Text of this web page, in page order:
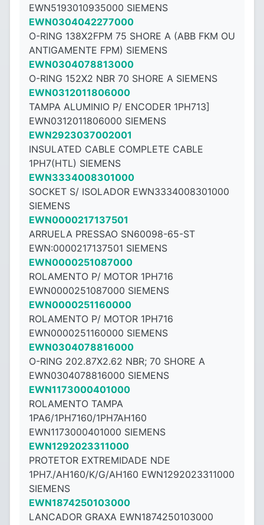
EWN5193010935000 SIEMENS
EWN0304042277000
O-RING 138X2FPM 75 SHORE A (ABB FKM OU
ANTIGAMENTE FPM) SIEMENS
EWN0304078813000
O-RING 152X2 NBR 70 SHORE A SIEMENS
EWN0312011806000
TAMPA ALUMINIO P/ ENCODER 1PH713]
EWN0312011806000 SIEMENS
EWN2923037002001
INSULATED CABLE COMPLETE CABLE
1PH7(HTL) SIEMENS
EWN3334008301000
SOCKET S/ ISOLADOR EWN3334008301000
SIEMENS
EWN0000217137501
ARRUELA PRESSAO SN60098-65-ST
EWN:0000217137501 SIEMENS
EWN0000251087000
ROLAMENTO P/ MOTOR 1PH716
EWN0000251087000 SIEMENS
EWN0000251160000
ROLAMENTO P/ MOTOR 1PH716
EWN0000251160000 SIEMENS
EWN0304078816000
O-RING 202.87X2.62 NBR; 70 SHORE A
EWN0304078816000 SIEMENS
EWN1173000401000
ROLAMENTO TAMPA
1PA6/1PH7160/1PH7AH160
EWN1173000401000 SIEMENS
EWN1292023311000
PROTETOR EXTREMIDADE NDE
1PH7./AH160/K/G/AH160 EWN1292023311000
SIEMENS
EWN1874250103000
LANCADOR GRAXA EWN1874250103000